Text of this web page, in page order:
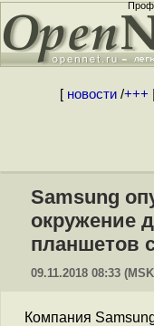
[ новости/+++
Samsung
окружение
планшетов
09.11.2018 08:33
Компания